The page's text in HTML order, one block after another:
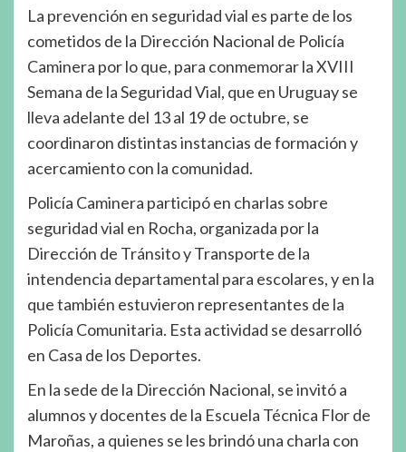
La prevención en seguridad vial es parte de los
cometidos de la Dirección Nacional de Policía
Caminera por lo que, para conmemorar la XVIII
Semana de la Seguridad Vial, que en Uruguay se
lleva adelante del 13 al 19 de octubre, se
coordinaron distintas instancias de formación y
acercamiento con la comunidad.
Policía Caminera participó en charlas sobre
seguridad vial en Rocha, organizada por la
Dirección de Tránsito y Transporte de la
intendencia departamental para escolares, y en la
que también estuvieron representantes de la
Policía Comunitaria. Esta actividad se desarrolló
en Casa de los Deportes.
En la sede de la Dirección Nacional, se invitó a
alumnos y docentes de la Escuela Técnica Flor de
Maroñas, a quienes se les brindó una charla con